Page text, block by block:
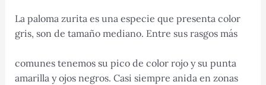
La paloma zurita es una especie que presenta color
gris, son de tamaño mediano. Entre sus rasgos más
comunes tenemos su pico de color rojo y su punta
amarilla y ojos negros. Casi siempre anida en zonas